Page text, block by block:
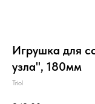
Игрушка для
узла", 180мм
Triol